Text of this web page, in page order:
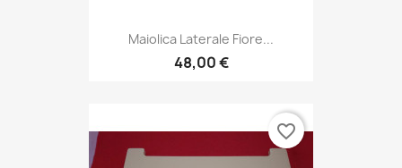
Maiolica Laterale Fiore...
48,00 €
favorite_border